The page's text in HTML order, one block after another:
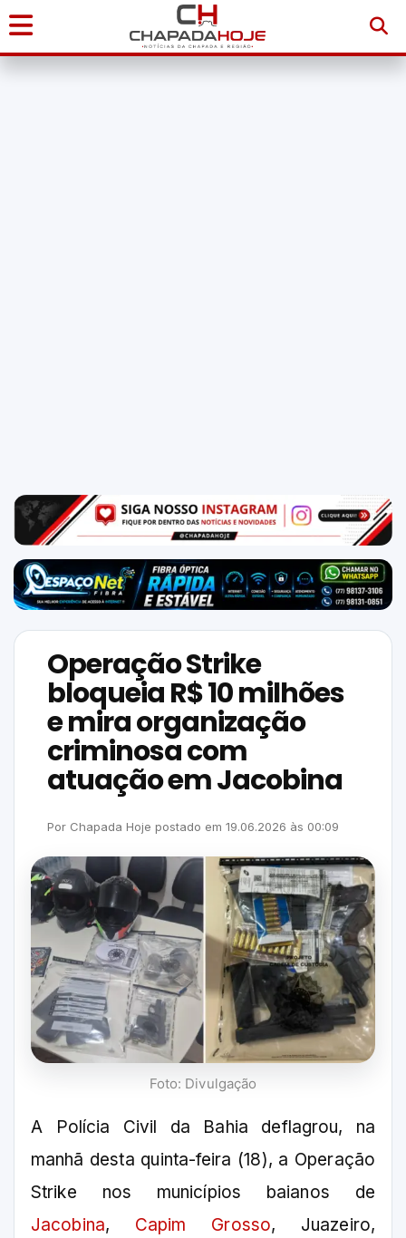
Início
NAS
NOSSAS
REDES
Operação Strike
bloqueia R$ 10 milhões
e mira organização
criminosa com
atuação em Jacobina
Por Chapada Hoje postado em 19.06.2026 às 00:09
Foto: Divulgação
A Polícia Civil da Bahia deflagrou, na
manhã desta quinta-feira (18), a Operação
Strike nos municípios baianos de
Jacobina, Capim Grosso, Juazeiro,